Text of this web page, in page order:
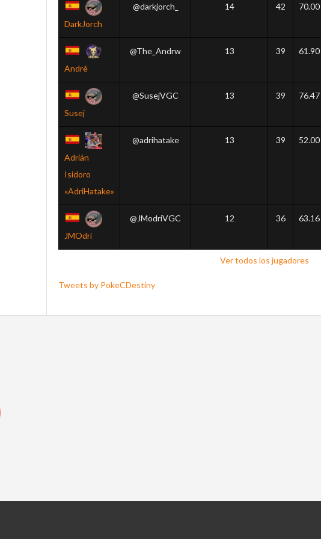
DarkJorch
@darkjorch_ 14 42 70.00
André
@The_Andrw 13 39 61.90
Susej
@SusejVGC 13 39 76.47
Adrián
Isidoro
«AdriHatake»
@adrihatake 13 39 52.00
JMOdri
@JModriVGC 12 36 63.16
Ver todos los jugadores
Tweets by PokeCDestiny